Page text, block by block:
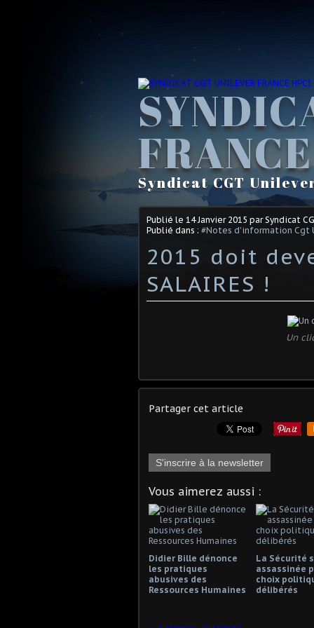
Syndicat CGT
Publié le 14 Janvier 2015 par Syndicat
Publié dans : #Notes d'information Cgt
2015 doit
SALAIRES !
Un
Partager cet article
S'inscrire à la newsletter
Vous aimerez aussi :
Didier Bille dénonce
les pratiques
abusives des
Ressources Humaines
La Sécurité
assassinée
choix
délibérés